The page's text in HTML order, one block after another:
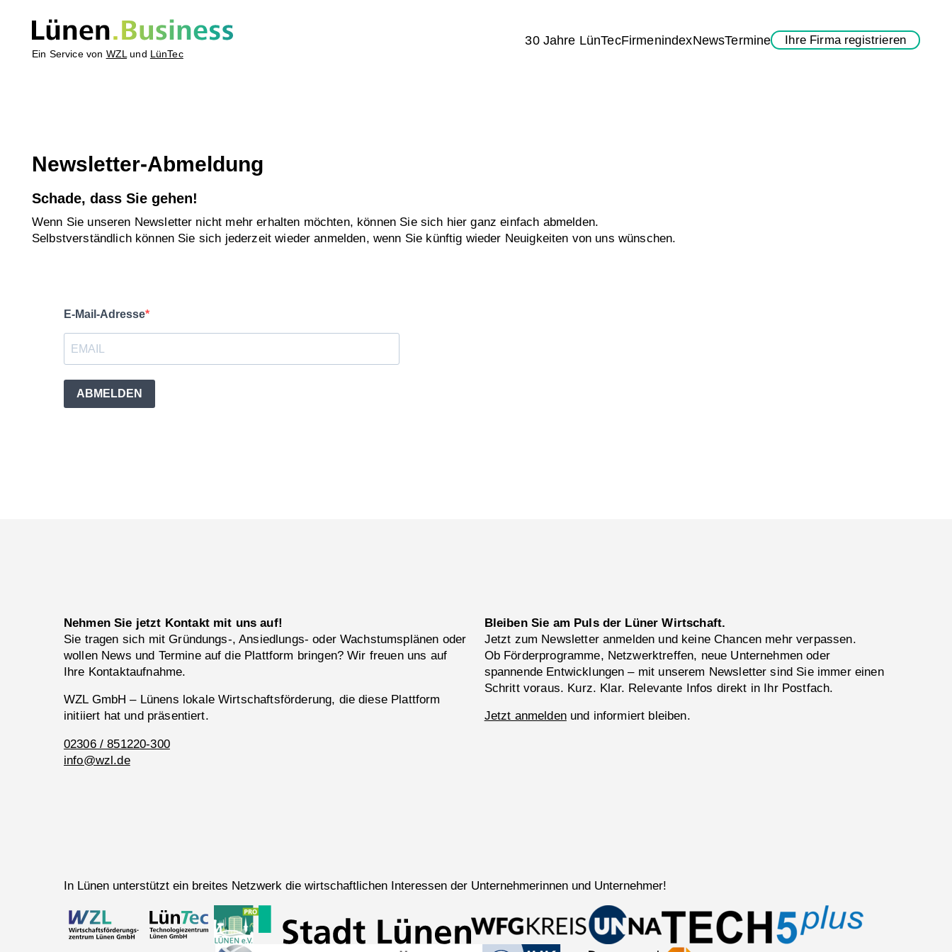
Ein Service von WZL und LünTec
30 Jahre LünTecFirmenindexNewsTermine Ihre Firma registrieren
Newsletter-Abmeldung
Schade, dass Sie gehen!
Wenn Sie unseren Newsletter nicht mehr erhalten möchten, können Sie sich hier ganz einfach abmelden.
Selbstverständlich können Sie sich jederzeit wieder anmelden, wenn Sie künftig wieder Neuigkeiten von uns wünschen.
E-Mail-Adresse
ABMELDEN
Nehmen Sie jetzt Kontakt mit uns auf!
Sie tragen sich mit Gründungs-, Ansiedlungs- oder Wachstumsplänen oder
wollen News und Termine auf die Plattform bringen? Wir freuen uns auf
Ihre Kontaktaufnahme.
WZL GmbH – Lünens lokale Wirtschaftsförderung, die diese Plattform
initiiert hat und präsentiert.
02306 / 851220-300
info@wzl.de
Bleiben Sie am Puls der Lüner Wirtschaft.
Jetzt zum Newsletter anmelden und keine Chancen mehr verpassen.
Ob Förderprogramme, Netzwerktreffen, neue Unternehmen oder
spannende Entwicklungen – mit unserem Newsletter sind Sie immer einen
Schritt voraus. Kurz. Klar. Relevante Infos direkt in Ihr Postfach.
Jetzt anmeldenund informiert bleiben.
In Lünen unterstützt ein breites Netzwerk die wirtschaftlichen Interessen der Unternehmerinnen und Unternehmer!